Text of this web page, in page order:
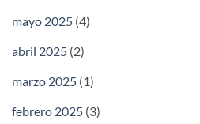
mayo 2025 (4)
abril 2025 (2)
marzo 2025 (1)
febrero 2025 (3)